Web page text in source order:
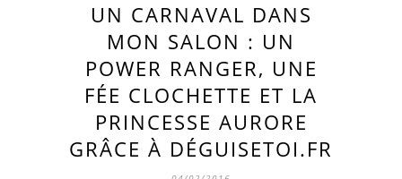
UN CARNAVAL DANS
MON SALON : UN
POWER RANGER, UNE
FÉE CLOCHETTE ET LA
PRINCESSE AURORE
GRÂCE À DÉGUISETOI.FR